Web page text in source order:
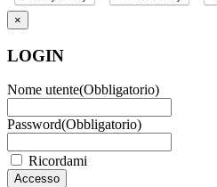
×
LOGIN
Nome utente(Obbligatorio)
Password(Obbligatorio)
Ricordami